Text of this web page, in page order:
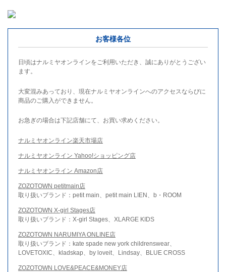
お客様各位
日頃はナルミヤオンラインをご利用いただき、誠にありがとうござい
ます。
大変混みあっており、現在ナルミヤオンラインへのアクセスならびに
商品のご購入ができません。
お急ぎの場合は下記店舗にて、お買い求めください。
ナルミヤオンライン楽天市場店
ナルミヤオンライン Yahoo!ショッピング店
ナルミヤオンライン Amazon店
ZOZOTOWN petitmain店
取り扱いブランド：petit main、petit main LIEN、b・ROOM
ZOZOTOWN X-girl Stages店
取り扱いブランド：X-girl Stages、XLARGE KIDS
ZOZOTOWN NARUMIYA ONLINE店
取り扱いブランド：kate spade new york childrenswear、
LOVETOXIC、kladskap、by loveit、Lindsay、BLUE CROSS
ZOZOTOWN LOVE&PEACE&MONEY店